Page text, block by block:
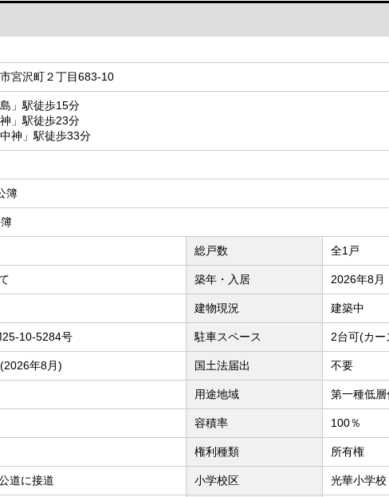
宮沢町２丁目683-10
」駅徒歩15分
」駅徒歩23分
神」駅徒歩33分
簿
総戸数 全1戸
築年・入居 2026年8月
建物現況 建築中
10-5284号 駐車スペース 2台可(カー
年8月) 国土法届出 不要
用途地域 第一種低
容積率 100％
権利種類 所有権
道に接道 小学校区 光華小学校